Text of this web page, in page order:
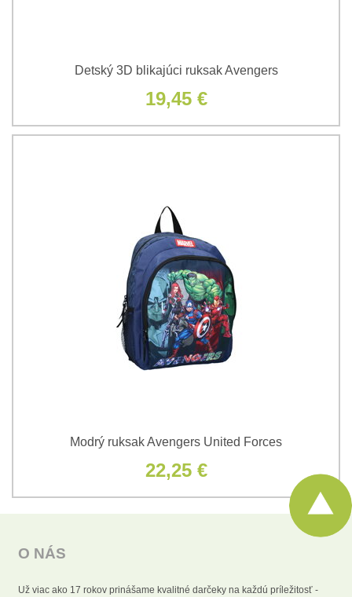
Detský 3D blikajúci ruksak Avengers
19,45 €
Modrý ruksak Avengers United Forces
22,25 €
O NÁS
Už viac ako 17 rokov prinášame kvalitné darčeky na každú príležitosť -